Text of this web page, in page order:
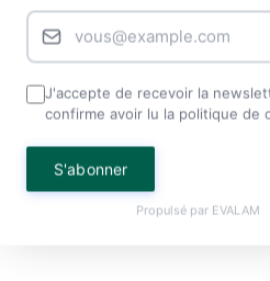
J'accepte de recevoir la
confirme avoir lu la politique de
S'abonner
Propulsé par EVALAM